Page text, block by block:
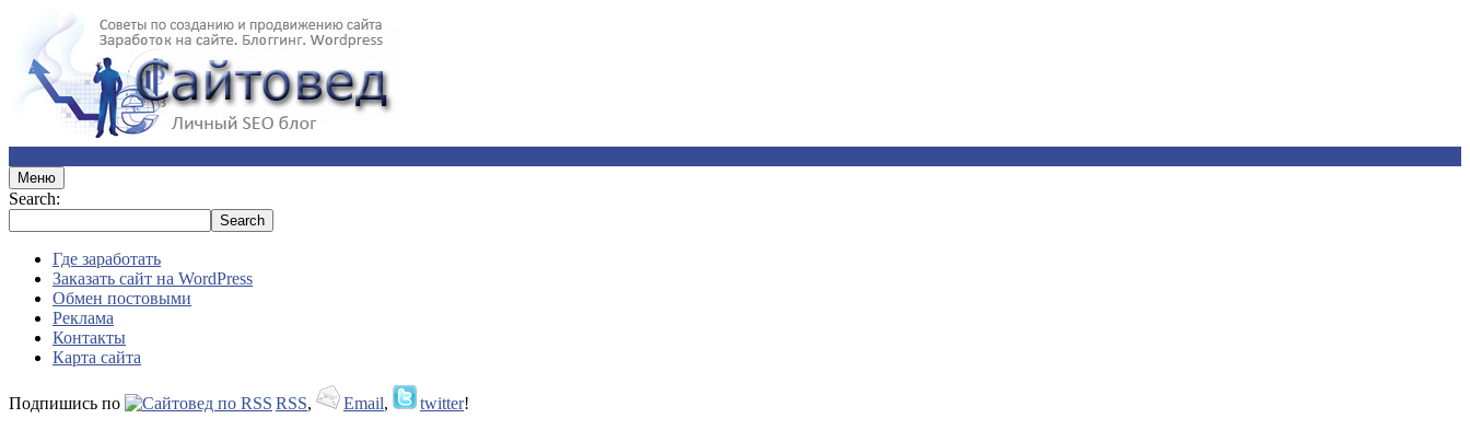
Меню
Search:
Где заработать
Заказать сайт на WordPress
Обмен постовыми
Реклама
Контакты
Карта сайта
Подпишись по RSS, Email, twitter!